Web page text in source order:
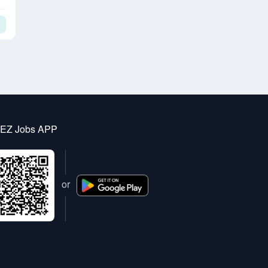
Jobs APP
or